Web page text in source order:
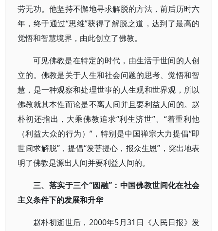
劳无功。他坚持不懈地寻求解脱的方法，前后历时六
年，终于通过“思维”获得了解脱之道，达到了最高的
觉悟和智慧境界，由此创立了佛教。
可见佛教是在特定的时代，由生活于世间的人创
立的。佛教是关于人生和社会问题的思考、觉悟和智
慧，是一种观察和处理世事的人生观和世界观，所以
佛教就其本性而论是不离人间并且要利益人间的。赵
朴初还指出，大乘佛教追求“利生济世”、“着重利他
（利益大众的行为）”，特别是中国禅宗大力提倡“即
世间求解脱”，提倡“发菩提心，报众生恩”，突出地表
明了佛教是源出人间并要利益人间的。
三、落实于三个“圆融”：中国佛教世间化在社会
主义条件下的发展和升华
赵朴初逝世后，2000年5月31日《人民日报》发